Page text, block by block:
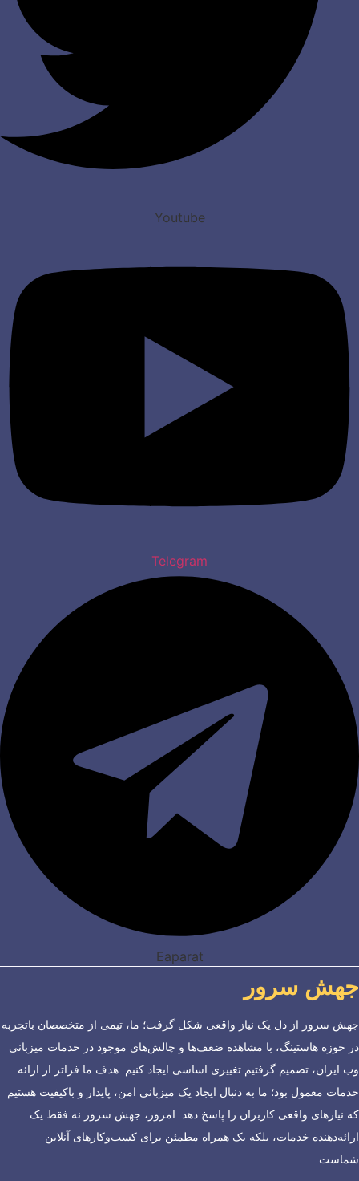
Youtube
Telegram
Eaparat
جهش سرور
جهش سرور از دل یک نیاز واقعی شکل گرفت؛ ما، تیمی از متخصصان باتجربه
در حوزه هاستینگ، با مشاهده ضعف‌ها و چالش‌های موجود در خدمات میزبانی
وب ایران، تصمیم گرفتیم تغییری اساسی ایجاد کنیم. هدف ما فراتر از ارائه
خدمات معمول بود؛ ما به دنبال ایجاد یک میزبانی امن، پایدار و باکیفیت هستیم
که نیازهای واقعی کاربران را پاسخ دهد. امروز، جهش سرور نه فقط یک
ارائه‌دهنده خدمات، بلکه یک همراه مطمئن برای کسب‌وکارهای آنلاین
شماست.